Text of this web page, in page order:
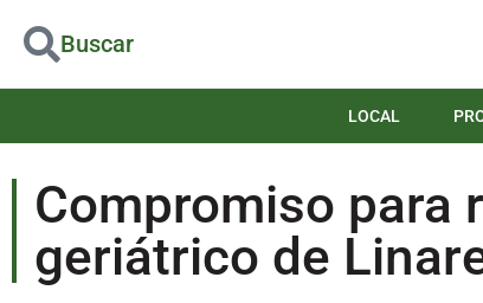
Buscar
LOCAL
Compromiso para
geriátrico de